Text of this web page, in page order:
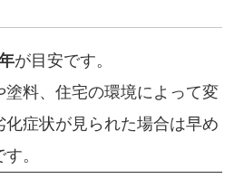
が目安です。
塗料、住宅の環境によって変
化症状が見られた場合は早め
。